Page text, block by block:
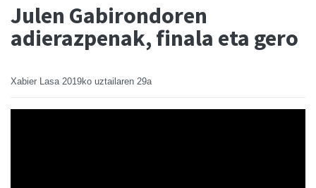
Julen Gabirondoren
adierazpenak, finala eta gero
Xabier Lasa 2019ko uztailaren 29a